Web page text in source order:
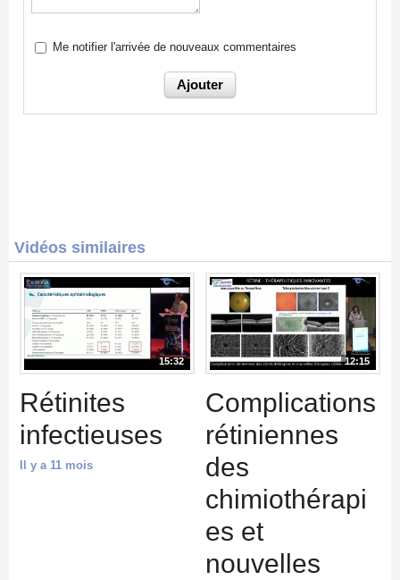
Vidéos similaires
15:32
Rétinites
infectieuses
Il y a 11 mois
12:15
Complications
rétiniennes
des
chimiothérapi
es et
nouvelles
Me notifier l'arrivée de nouveaux commentaires